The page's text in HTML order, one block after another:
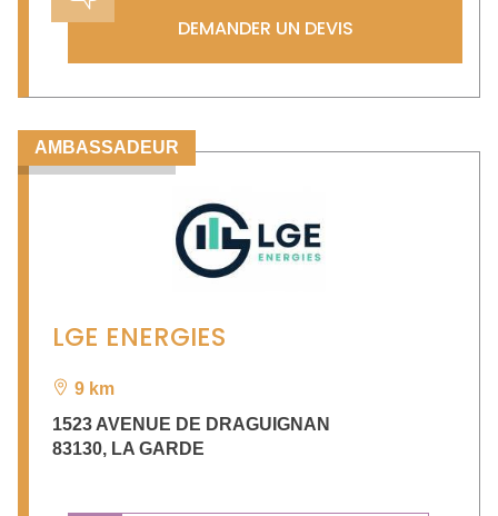
DEMANDER UN DEVIS
AMBASSADEUR
LGE ENERGIES
9 km
1523 AVENUE DE DRAGUIGNAN
83130, LA GARDE